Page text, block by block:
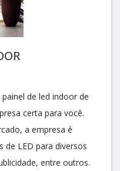
de led indoor de
certa para você.
a empresa é
de LED para diversos
entre outros.